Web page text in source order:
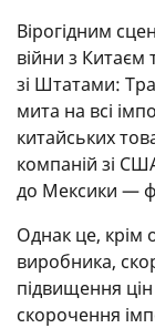
Вірогідним
війни з Китаєм
зі Штатами:
мита на всі
китайських
компаній зі
до Мексики —
Однак це, крім
виробника,
підвищення
скорочення